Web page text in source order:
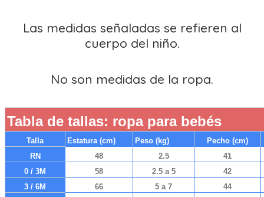
Las medidas señaladas se refieren al
cuerpo del niño.
No son medidas de la ropa.
Tabla de tallas: ropa para bebés
Talla Estatura (cm) Peso (kg)
Pecho (cm)
RN
48 2.5
41
0 / 3M
58 2.5 a 5
42
3 / 6M
66 5 a 7
44